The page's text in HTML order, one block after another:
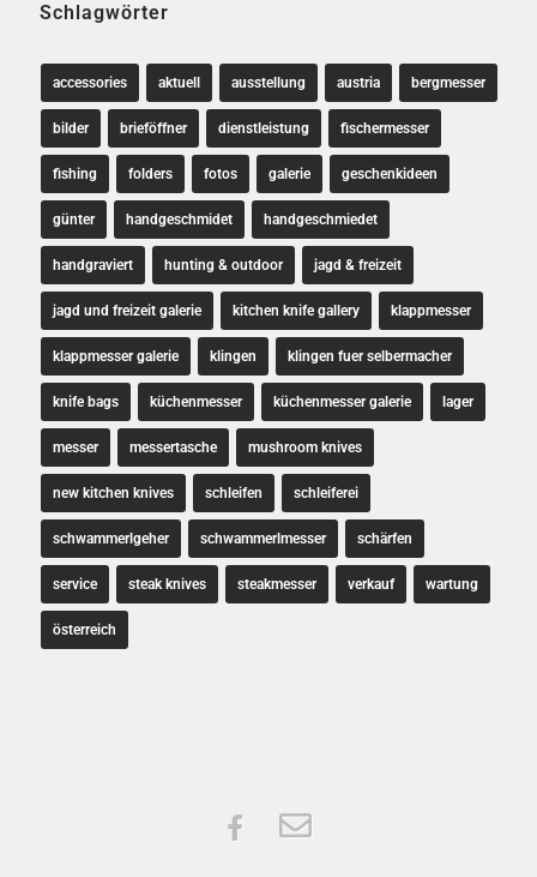
Schlagwörter
accessories aktuell ausstellung austria bergmesser
bilder brieföffner dienstleistung fischermesser
fishing folders fotos galerie geschenkideen
günter handgeschmidet handgeschmiedet
handgraviert hunting & outdoor jagd & freizeit
jagd und freizeit galerie kitchen knife gallery klappmesser
klappmesser galerie klingen klingen fuer selbermacher
knife bags küchenmesser küchenmesser galerie lager
messer messertasche mushroom knives
new kitchen knives schleifen schleiferei
schwammerlgeher schwammerlmesser schärfen
service steak knives steakmesser verkauf wartung
österreich